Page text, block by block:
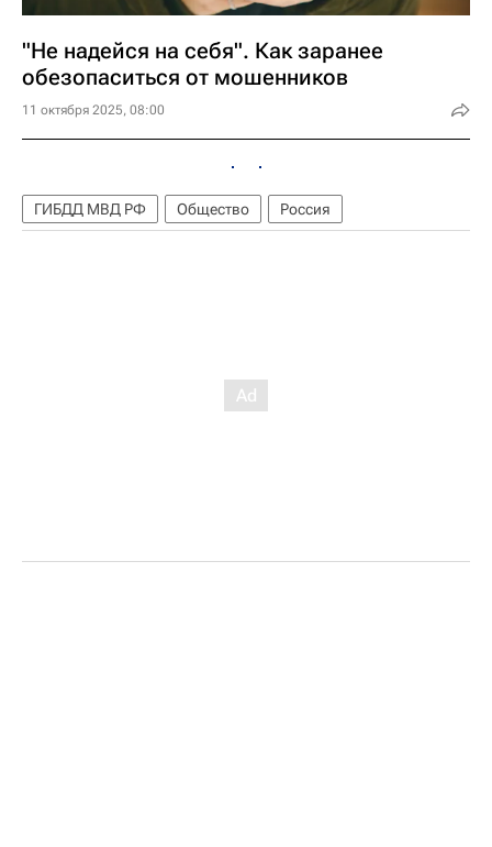
"Не надейся на себя". Как заранее
обезопаситься от мошенников
11 октября 2025, 08:00
ГИБДД МВД РФ Общество Россия